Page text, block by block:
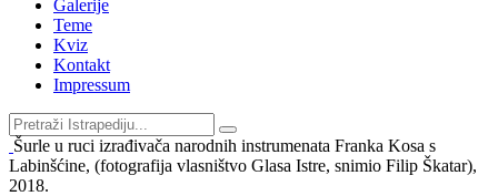
Galerije
Teme
Kviz
Kontakt
Impressum
Šurle u ruci izrađivača narodnih instrumenata Franka Kosa s
Labinšćine, (fotografija vlasništvo Glasa Istre, snimio Filip Škatar),
2018.